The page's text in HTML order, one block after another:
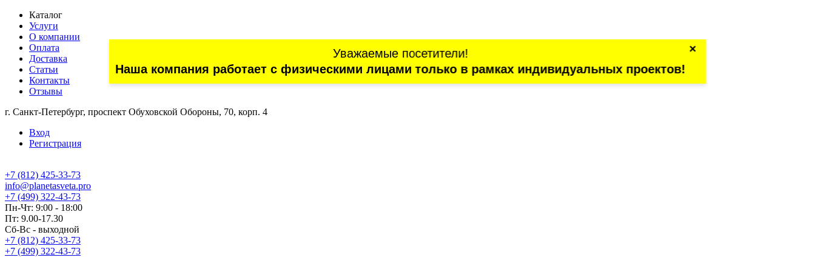
Каталог
Услуги
О компании
Оплата
Доставка
Статьи
Контакты
Отзывы
г. Санкт-Петербург, проспект Обуховской Обороны, 70, корп. 4
Вход
Регистрация
+7 (812) 425-33-73
Уважаемые посетители!
Наша компания работает с физическими лицами только в рамках индивидуальных проектов!
×
info@planetasveta.pro
+7 (499) 322-43-73
Пн-Чт: 9:00 - 18:00
Пт: 9.00-17.30
Сб-Вс - выходной
+7 (812) 425-33-73
+7 (499) 322-43-73